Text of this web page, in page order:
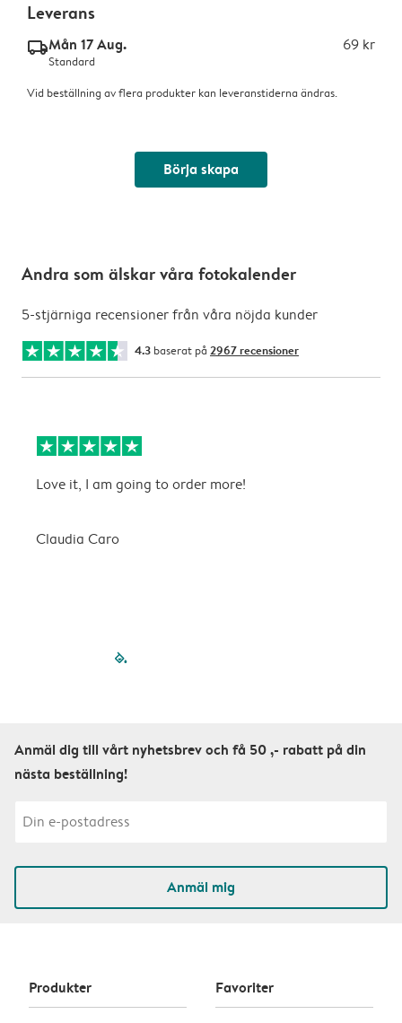
Leverans
delivery_standard_v2Mån 17 Aug. 69 kr
Standard
Vid beställning av flera produkter kan leveranstiderna ändras.
Börja skapa
Andra som älskar våra fotokalender
5-stjärniga recensioner från våra nöjda kunder
4.3 baserat på 2967 recensioner
Love it, I am going to order more!
Claudia Caro
filled-pagination
Anmäl dig till vårt nyhetsbrev och få 50 ,- rabatt på din
nästa beställning!
Anmäl mig
Produkter Favoriter